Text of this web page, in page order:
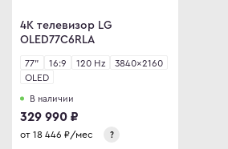
4K телевизор LG
OLED77C6RLA
77" 16:9 120 Hz
3840×2160
OLED
В наличии
329 990 ₽
от 18 446 ₽/мес ?